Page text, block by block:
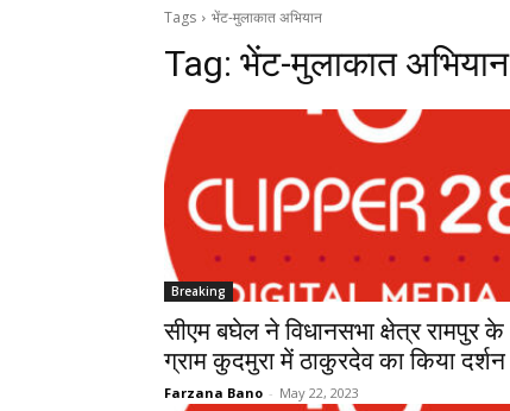
Tags भेंट-मुलाकात अभियान
Tag: भेंट-मुलाकात अभियान
Breaking
सीएम बघेल ने विधानसभा क्षेत्र रामपुर के
ग्राम कुदमुरा में ठाकुरदेव का किया दर्शन
Farzana Bano - May 22, 2023